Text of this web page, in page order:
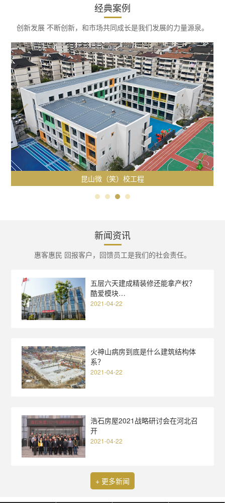
经典案例
创新发展 不断创新，和市场共同成长是我们发展的力量源泉。
昆山微（笑）校工程
新闻资讯
惠客惠民 回报客户，回馈员工是我们的社会责任。
五层六天建成精装修还能拿产权？
酷爱模块…
2021-04-22
火神山病房到底是什么建筑结构体
系？
2021-04-22
浩石房屋2021战略研讨会在河北召
开
2021-04-22
+ 更多新闻